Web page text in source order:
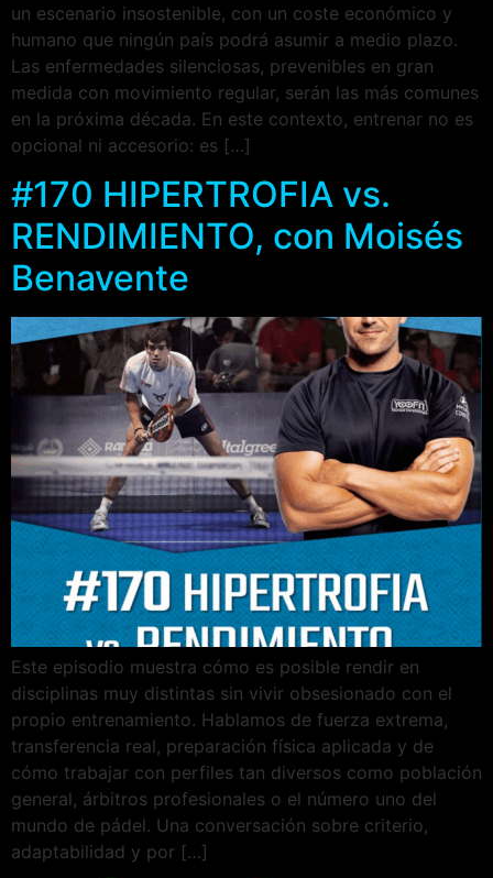
un escenario insostenible, con un coste económico y
humano que ningún país podrá asumir a medio plazo.
Las enfermedades silenciosas, prevenibles en gran
medida con movimiento regular, serán las más comunes
en la próxima década. En este contexto, entrenar no es
opcional ni accesorio: es […]
#170 HIPERTROFIA vs.
RENDIMIENTO, con Moisés
Benavente
Este episodio muestra cómo es posible rendir en
disciplinas muy distintas sin vivir obsesionado con el
propio entrenamiento. Hablamos de fuerza extrema,
transferencia real, preparación física aplicada y de
cómo trabajar con perfiles tan diversos como población
general, árbitros profesionales o el número uno del
mundo de pádel. Una conversación sobre criterio,
adaptabilidad y por […]